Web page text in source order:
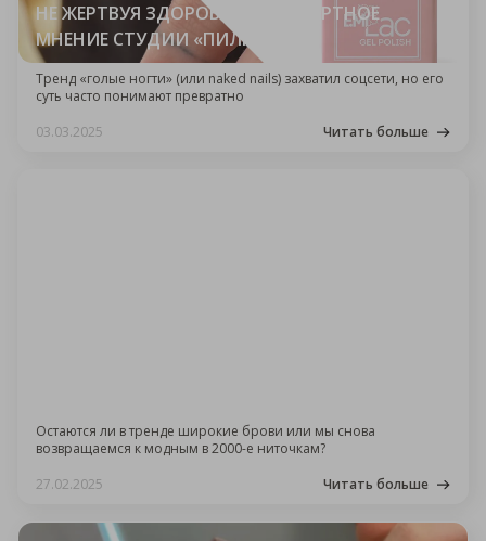
НЕ ЖЕРТВУЯ ЗДОРОВЬЕМ? ЭКСПЕРТНОЕ
МНЕНИЕ СТУДИИ «ПИЛКИ»
Тренд «голые ногти» (или naked nails) захватил соцсети, но его
суть часто понимают превратно
03.03.2025
Читать больше
Остаются ли в тренде широкие брови или мы снова
возвращаемся к модным в 2000-е ниточкам?
27.02.2025
Читать больше